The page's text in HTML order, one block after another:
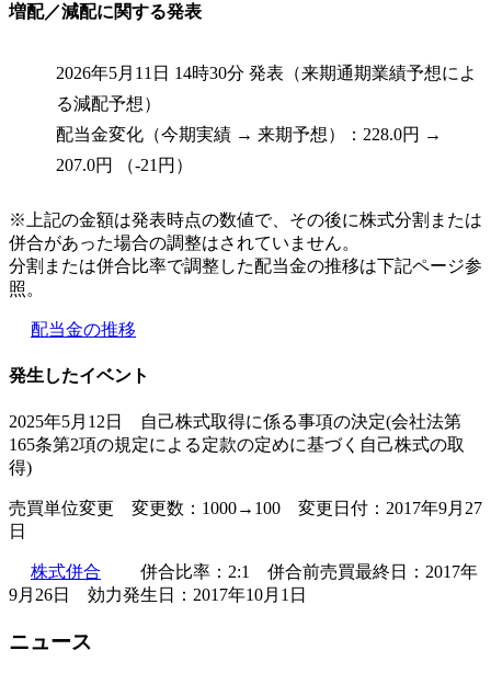
増配／減配に関する発表
2026年5月11日 14時30分 発表（来期通期業績予想によ
る減配予想）
配当金変化（今期実績 → 来期予想）：228.0円 →
207.0円 （-21円）
※上記の金額は発表時点の数値で、その後に株式分割または
併合があった場合の調整はされていません。
分割または併合比率で調整した配当金の推移は下記ページ参
照。
配当金の推移
発生したイベント
2025年5月12日 自己株式取得に係る事項の決定(会社法第
165条第2項の規定による定款の定めに基づく自己株式の取
得)
売買単位変更 変更数：1000→100 変更日付：2017年9月27
日
株式併合
併合比率：2:1 併合前売買最終日：2017年
9月26日 効力発生日：2017年10月1日
ニュース